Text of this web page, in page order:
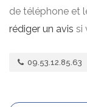
de téléphone et
rédiger un avis si
09.53.12.85.63